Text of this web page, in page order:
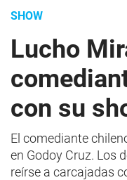
SHOW
Lucho
con su
El comediante
en Godoy Cruz. Los
reírse a carcajadas